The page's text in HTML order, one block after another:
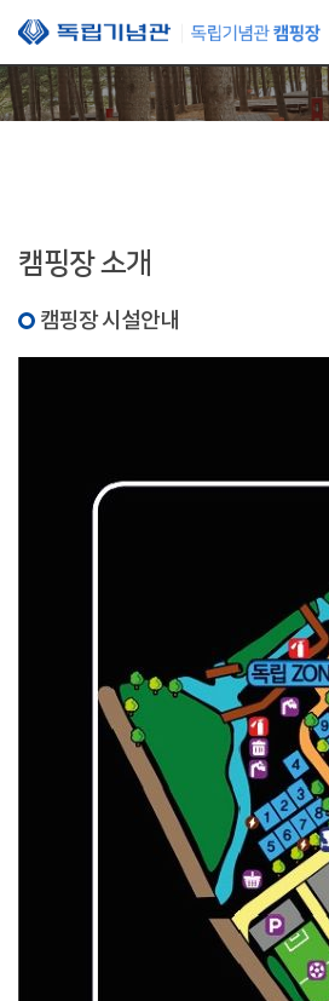
본문 바로가기
캠핑장 소개
캠핑장 시설안내